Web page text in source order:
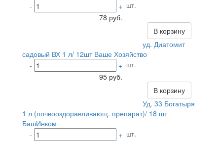
-
+ шт.
78 руб.
В корзину
уд. Диатомит
садовый ВХ 1 л/ 12шт Ваше Хозяйство
-
+ шт.
95 руб.
В корзину
Уд. 33 Богатыря
1 л (почвооздоравливающ. препарат)/ 18 шт
БашИнком
-
+ шт.